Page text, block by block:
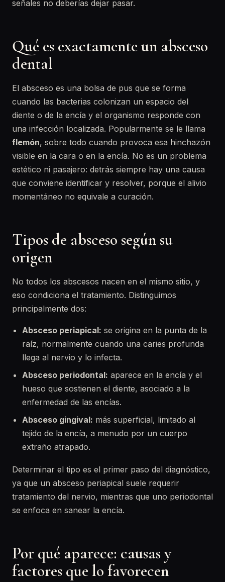
señales no deberías dejar pasar.
Qué es exactamente un absceso
dental
El absceso es una bolsa de pus que se forma
cuando las bacterias colonizan un espacio del
diente o de la encía y el organismo responde con
una infección localizada. Popularmente se le llama
flemón, sobre todo cuando provoca esa hinchazón
visible en la cara o en la encía. No es un problema
estético ni pasajero: detrás siempre hay una causa
que conviene identificar y resolver, porque el alivio
momentáneo no equivale a curación.
Tipos de absceso según su
origen
No todos los abscesos nacen en el mismo sitio, y
eso condiciona el tratamiento. Distinguimos
principalmente dos:
Absceso periapical: se origina en la punta de la
raíz, normalmente cuando una caries profunda
llega al nervio y lo infecta.
Absceso periodontal: aparece en la encía y el
hueso que sostienen el diente, asociado a la
enfermedad de las encías.
Absceso gingival: más superficial, limitado al
tejido de la encía, a menudo por un cuerpo
extraño atrapado.
Determinar el tipo es el primer paso del diagnóstico,
ya que un absceso periapical suele requerir
tratamiento del nervio, mientras que uno periodontal
se enfoca en sanear la encía.
Por qué aparece: causas y
factores que lo favorecen